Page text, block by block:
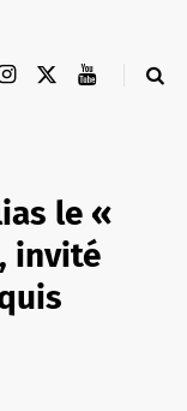
le «
invité